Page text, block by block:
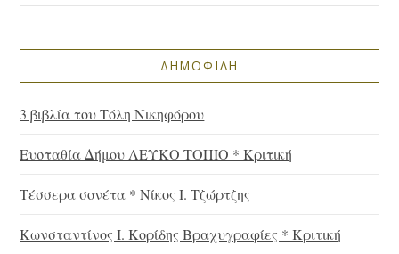
ΔΗΜΟΦΙΛΗ
3 βιβλία του Τόλη Νικηφόρου
Ευσταθία Δήμου ΛΕΥΚΟ ΤΟΠΙΟ * Κριτική
Τέσσερα σονέτα * Νίκος Ι. Τζώρτζης
Κωνσταντίνος Ι. Κορίδης Βραχυγραφίες * Κριτική